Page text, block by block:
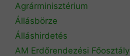
Agrárminisztérium
Állásbörze
Álláshirdetés
AM Erdőrendezési Főosztály